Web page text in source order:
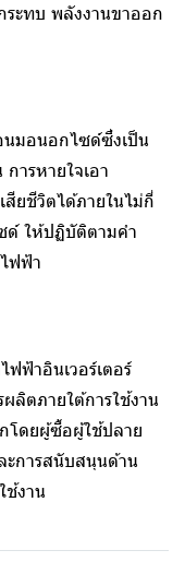
ระทบ พลังงานขาออก
นมอนอกไซด์ซึ่งเป็น
ารหายใจเอา
ยชีวิตได้ภายในไม่กี่
ด์ ให้ปฏิบัติตามคำ
ฟฟ้า
ฟฟ้าอินเวอร์เตอร์
ลิตภายใต้การใช้งาน
โดยผู้ซื้อผู้ใช้ปลาย
ะการสนับสนุนด้าน
ช้งาน